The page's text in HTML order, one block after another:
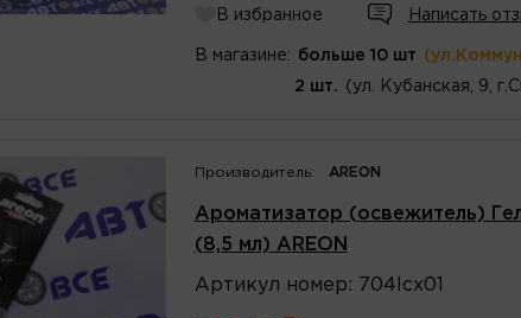
В избранное Написать
В магазине: больше 10 шт
2 шт. (ул. Кубанская, 9,
Производитель: AREON
Ароматизатор (освежитель)
(8,5 мл) AREON
Артикул номер : 704lcx01